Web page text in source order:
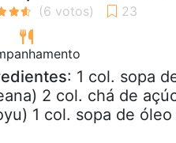
: 1 col. sopa
2 col. chá de
1 col. sopa de